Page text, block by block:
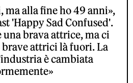
ma alla fine ho 49 anni»,
'Happy Sad Confused'.
una brava attrice, ma ci
attrici là fuori. La
è cambiata